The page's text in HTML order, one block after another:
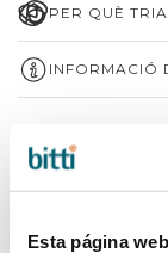
Esta página
PER QUÈ
INFORMACIÓ
COMPLETA LA